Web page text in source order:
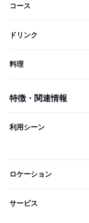
コース
ドリンク
料理
特徴・関連情報
利用シーン
ロケーション
サービス